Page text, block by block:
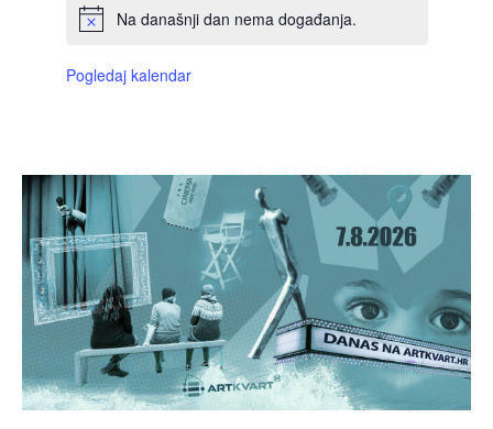
Na današnji dan nema događanja.
Pogledaj kalendar